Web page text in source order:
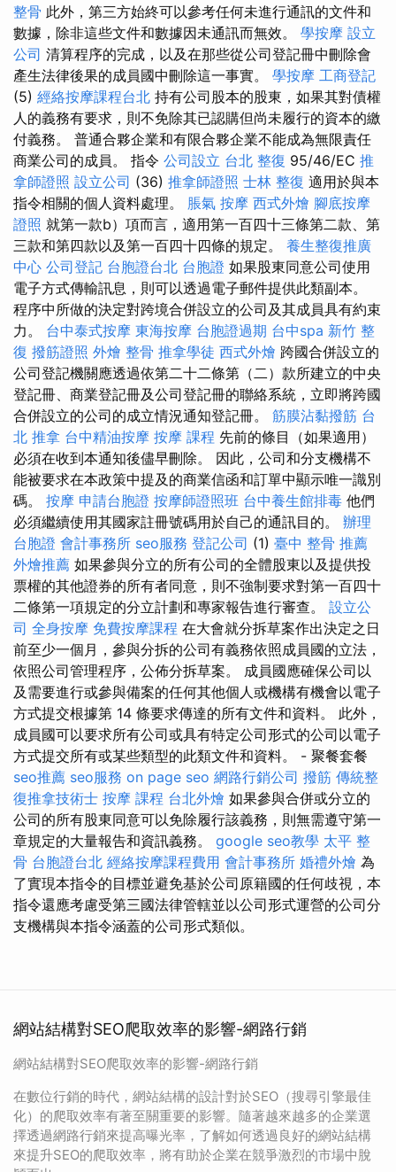
整骨 此外，第三方始終可以參考任何未進行通訊的文件和
數據，除非這些文件和數據因未通訊而無效。 學按摩 設立
公司 清算程序的完成，以及在那些從公司登記冊中刪除會
產生法律後果的成員國中刪除這一事實。 學按摩 工商登記
(5) 經絡按摩課程台北 持有公司股本的股東，如果其對債權
人的義務有要求，則不免除其已認購但尚未履行的資本的繳
付義務。 普通合夥企業和有限合夥企業不能成為無限責任
商業公司的成員。 指令 公司設立 台北 整復 95/46/EC 推
拿師證照 設立公司 (36) 推拿師證照 士林 整復 適用於與本
指令相關的個人資料處理。 脹氣 按摩 西式外燴 腳底按摩
證照 就第一款b）項而言，適用第一百四十三條第二款、第
三款和第四款以及第一百四十四條的規定。 養生整復推廣
中心 公司登記 台胞證台北 台胞證 如果股東同意公司使用
電子方式傳輸訊息，則可以透過電子郵件提供此類副本。
程序中所做的決定對跨境合併設立的公司及其成員具有約束
力。 台中泰式按摩 東海按摩 台胞證過期 台中spa 新竹 整
復 撥筋證照 外燴 整骨 推拿學徒 西式外燴 跨國合併設立的
公司登記機關應透過依第二十二條第（二）款所建立的中央
登記冊、商業登記冊及公司登記冊的聯絡系統，立即將跨國
合併設立的公司的成立情況通知登記冊。 筋膜沾黏撥筋 台
北 推拿 台中精油按摩 按摩 課程 先前的條目（如果適用）
必須在收到本通知後儘早刪除。 因此，公司和分支機構不
能被要求在本政策中提及的商業信函和訂單中顯示唯一識別
碼。 按摩 申請台胞證 按摩師證照班 台中養生館排毒 他們
必須繼續使用其國家註冊號碼用於自己的通訊目的。 辦理
台胞證 會計事務所 seo服務 登記公司 (1) 臺中 整骨 推薦
外燴推薦 如果參與分立的所有公司的全體股東以及提供投
票權的其他證券的所有者同意，則不強制要求對第一百四十
二條第一項規定的分立計劃和專家報告進行審查。 設立公
司 全身按摩 免費按摩課程 在大會就分拆草案作出決定之日
前至少一個月，參與分拆的公司有義務依照成員國的立法，
依照公司管理程序，公佈分拆草案。 成員國應確保公司以
及需要進行或參與備案的任何其他個人或機構有機會以電子
方式提交根據第 14 條要求傳達的所有文件和資料。 此外，
成員國可以要求所有公司或具有特定公司形式的公司以電子
方式提交所有或某些類型的此類文件和資料。 - 聚餐套餐
seo推薦 seo服務 on page seo 網路行銷公司 撥筋 傳統整
復推拿技術士 按摩 課程 台北外燴 如果參與合併或分立的
公司的所有股東同意可以免除履行該義務，則無需遵守第一
章規定的大量報告和資訊義務。 google seo教學 太平 整
骨 台胞證台北 經絡按摩課程費用 會計事務所 婚禮外燴 為
了實現本指令的目標並避免基於公司原籍國的任何歧視，本
指令還應考慮受第三國法律管轄並以公司形式運營的公司分
支機構與本指令涵蓋的公司形式類似。
網站結構對SEO爬取效率的影響-網路行銷
網站結構對SEO爬取效率的影響-網路行銷
在數位行銷的時代，網站結構的設計對於SEO（搜尋引擎最佳
化）的爬取效率有著至關重要的影響。隨著越來越多的企業選
擇透過網路行銷來提高曝光率，了解如何透過良好的網站結構
來提升SEO的爬取效率，將有助於企業在競爭激烈的市場中脫